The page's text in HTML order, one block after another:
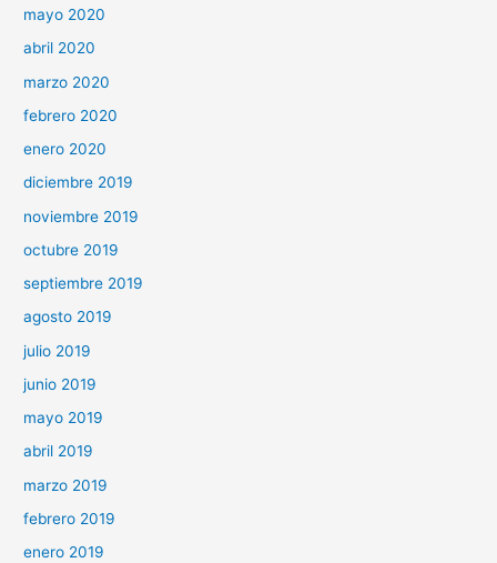
mayo 2020
abril 2020
marzo 2020
febrero 2020
enero 2020
diciembre 2019
noviembre 2019
octubre 2019
septiembre 2019
agosto 2019
julio 2019
junio 2019
mayo 2019
abril 2019
marzo 2019
febrero 2019
enero 2019